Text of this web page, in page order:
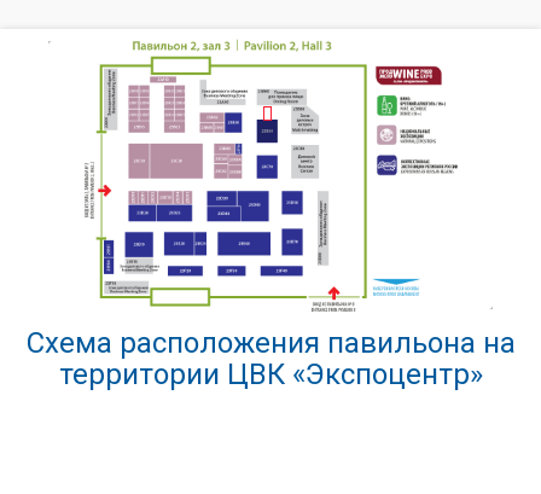
Схема расположения павильона на
территории ЦВК «Экспоцентр»